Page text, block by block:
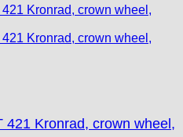
421 Kronrad, crown wheel,